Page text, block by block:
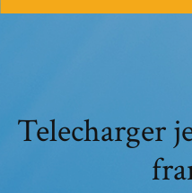
Telecharger